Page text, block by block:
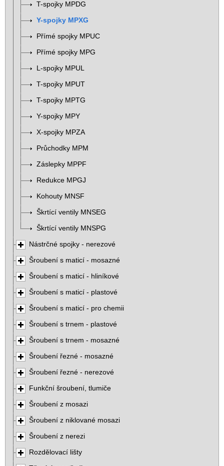
T-spojky MPDG
Y-spojky MPXG
Přímé spojky MPUC
Přímé spojky MPG
L-spojky MPUL
T-spojky MPUT
T-spojky MPTG
Y-spojky MPY
X-spojky MPZA
Průchodky MPM
Záslepky MPPF
Redukce MPGJ
Kohouty MNSF
Škrtící ventily MNSEG
Škrtící ventily MNSPG
Nástrčné spojky - nerezové
Šroubení s maticí - mosazné
Šroubení s maticí - hliníkové
Šroubení s maticí - plastové
Šroubení s maticí - pro chemii
Šroubení s trnem - plastové
Šroubení s trnem - mosazné
Šroubení řezné - mosazné
Šroubení řezné - nerezové
Funkční šroubení, tlumiče
Šroubení z mosazi
Šroubení z niklované mosazi
Šroubení z nerezi
Rozdělovací lišty